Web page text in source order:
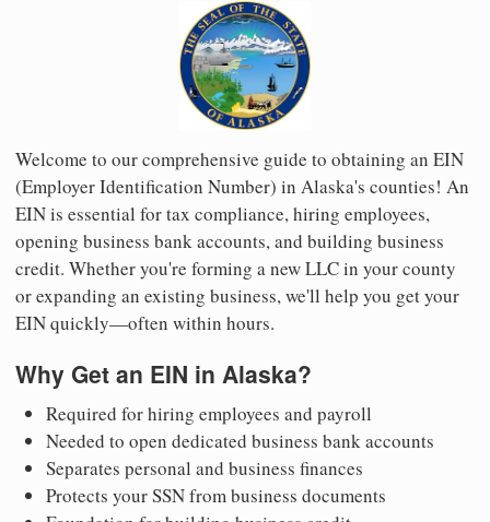
Welcome to our comprehensive guide to obtaining an EIN
(Employer Identification Number) in Alaska's counties! An
EIN is essential for tax compliance, hiring employees,
opening business bank accounts, and building business
credit. Whether you're forming a new LLC in your county
or expanding an existing business, we'll help you get your
EIN quickly—often within hours.
Why Get an EIN in Alaska?
Required for hiring employees and payroll
Needed to open dedicated business bank accounts
Separates personal and business finances
Protects your SSN from business documents